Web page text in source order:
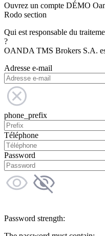
Ouvrez un compte DÉMO
Rodo section
Qui est responsable du
?
OANDA TMS Brokers S.A.
Adresse e-mail
phone_prefix
Téléphone
Password
Password strength: